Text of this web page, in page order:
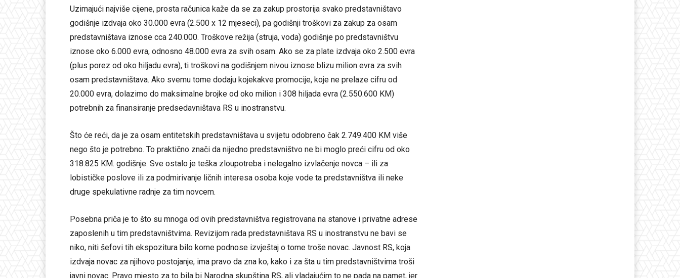
Uzimajući najviše cijene, prosta računica kaže da se za zakup prostorija svako predstavništavo
godišnje izdvaja oko 30.000 evra (2.500 x 12 mjeseci), pa godišnji troškovi za zakup za osam
predstavništava iznose cca 240.000. Troškove režija (struja, voda) godišnje po predstavništvu
iznose oko 6.000 evra, odnosno 48.000 evra za svih osam. Ako se za plate izdvaja oko 2.500 evra
(plus porez od oko hiljadu evra), ti troškovi na godišnjem nivou iznose blizu milion evra za svih
osam predstavništava. Ako svemu tome dodaju kojekakve promocije, koje ne prelaze cifru od
20.000 evra, dolazimo do maksimalne brojke od oko milion i 308 hiljada evra (2.550.600 KM)
potrebnih za finansiranje predsedavništava RS u inostranstvu.
Što će reći, da je za osam entitetskih predstavništava u svijetu odobreno čak 2.749.400 KM više
nego što je potrebno. To praktično znači da nijedno predstavništvo ne bi moglo preći cifru od oko
318.825 KM. godišnje. Sve ostalo je teška zloupotreba i nelegalno izvlačenje novca – ili za
lobističke poslove ili za podmirivanje ličnih interesa osoba koje vode ta predstavništva ili neke
druge spekulativne radnje za tim novcem.
Posebna priča je to što su mnoga od ovih predstavništva registrovana na stanove i privatne adrese
zaposlenih u tim predstavništvima. Revizijom rada predstavništava RS u inostranstvu ne bavi se
niko, niti šefovi tih ekspozitura bilo kome podnose izvještaj o tome troše novac. Javnost RS, koja
izdvaja novac za njihovo postojanje, ima pravo da zna ko, kako i za šta u tim predstavništvima troši
javni novac. Pravo mjesto za to bila bi Narodna skupština RS, ali vladajućim to ne pada na pamet, jer